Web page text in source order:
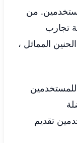
من
تجارب
المماثل ،
تقديم